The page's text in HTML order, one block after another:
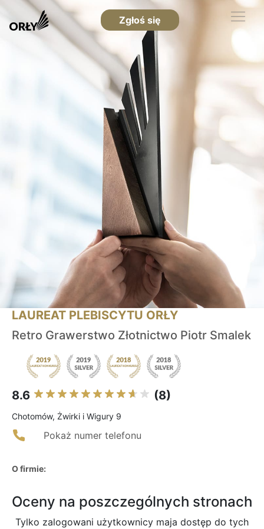
Zgłoś się
LAUREAT PLEBISCYTU ORŁY
Retro Grawerstwo Złotnictwo Piotr Smalek
8.6 (8)
Chotomów, Żwirki i Wigury 9
Pokaż numer telefonu
O firmie:
Oceny na poszczególnych stronach
Tylko zalogowani użytkownicy maja dostęp do tych